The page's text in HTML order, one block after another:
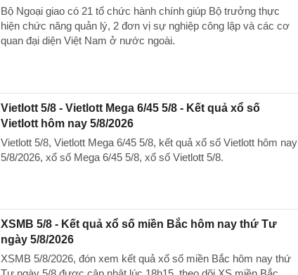
Bộ Ngoại giao có 21 tổ chức hành chính giúp Bộ trưởng thực
hiện chức năng quản lý, 2 đơn vị sự nghiệp công lập và các cơ
quan đại diện Việt Nam ở nước ngoài.
Vietlott 5/8 - Vietlott Mega 6/45 5/8 - Kết quả xổ số
Vietlott hôm nay 5/8/2026
Vietlott 5/8, Vietlott Mega 6/45 5/8, kết quả xổ số Vietlott hôm nay
5/8/2026, xổ số Mega 6/45 5/8, xổ số Vietlott 5/8.
XSMB 5/8 - Kết quả xổ số miền Bắc hôm nay thứ Tư
ngày 5/8/2026
XSMB 5/8/2026, đón xem kết quả xổ số miền Bắc hôm nay thứ